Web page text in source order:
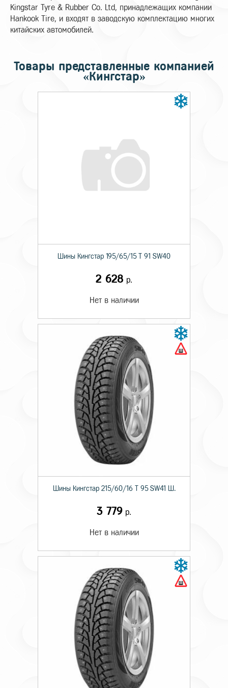
Kingstar Tyre & Rubber Co. Ltd, принадлежащих компании
Hankook Tire, и входят в заводскую комплектацию многих
китайских автомобилей.
Товары представленные компанией
«Кингстар»
Шины Кингстар 195/65/15 T 91 SW40
2 628 р.
Нет в наличии
Шины Кингстар 215/60/16 T 95 SW41 Ш.
3 779 р.
Нет в наличии